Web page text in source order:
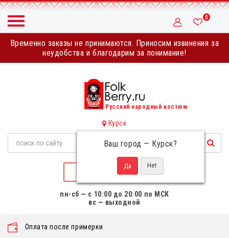
Временно заказы не принимаются. Приносим извинения за
неудобства и благодарим за понимание!
0
Русский народный костюм
Курск
Ваш город — Курск?
НАПИСАТЬ НАМ
пн-сб — с 10:00 до 20:00 по МСК
вс — выходной
Оплата после примерки